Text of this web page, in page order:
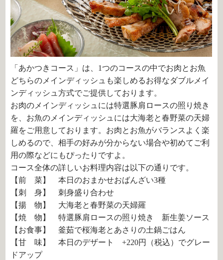
「あかつきコース」は、 1つのコースの中でお肉とお魚
どちらのメインディッシュも楽しめるお得なダブルメイ
ンディッシュ方式でご提供しております。
お肉のメインディッシュには特選豚肩ロースの照り焼き
を、お魚のメインディッシュには大海老と春野菜の天婦
羅をご用意しております。お肉とお魚がバランスよく楽
しめるので、相手の好みが分からない場合や初めてご利
用の際などにもぴったりですよ。
コース全体の詳しいお料理内容は以下の通りです。
【前 菜】 本日のおまかせおばんざい3種
【刺 身】 刺身盛り合わせ
【揚 物】 大海老と春野菜の天婦羅
【焼 物】 特選豚肩ロースの照り焼き 新生姜ソース
【お食事】 釜茹で桜海老とあさりの土鍋ごはん
【甘 味】 本日のデザート +220円（税込）でグレー
ドアップ